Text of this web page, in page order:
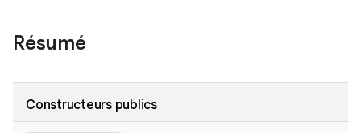
Résumé
Constructeurs publics